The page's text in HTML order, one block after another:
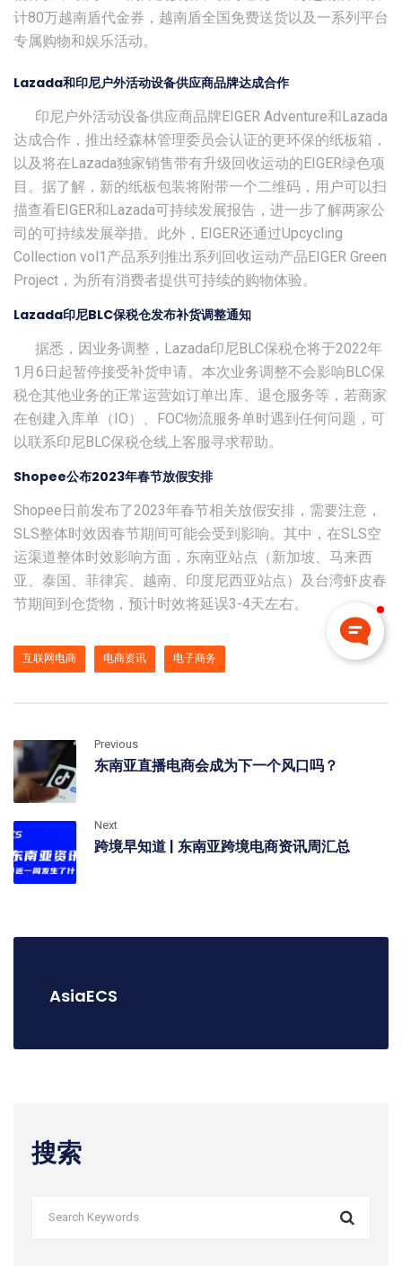
计80万越南盾代金券，越南盾全国免费送货以及一系列平台
专属购物和娱乐活动。
Lazada和印尼户外活动设备供应商品牌达成合作
印尼户外活动设备供应商品牌EIGER Adventure和Lazada
达成合作，推出经森林管理委员会认证的更环保的纸板箱，
以及将在Lazada独家销售带有升级回收运动的EIGER绿色项
目。据了解，新的纸板包装将附带一个二维码，用户可以扫
描查看EIGER和Lazada可持续发展报告，进一步了解两家公
司的可持续发展举措。此外，EIGER还通过Upcycling
Collection vol1产品系列推出系列回收运动产品EIGER Green
Project，为所有消费者提供可持续的购物体验。
Lazada印尼BLC保税仓发布补货调整通知
据悉，因业务调整，Lazada印尼BLC保税仓将于2022年
1月6日起暂停接受补货申请。本次业务调整不会影响BLC保
税仓其他业务的正常运营如订单出库、退仓服务等，若商家
在创建入库单（IO）、FOC物流服务单时遇到任何问题，可
以联系印尼BLC保税仓线上客服寻求帮助。
Shopee公布2023年春节放假安排
Shopee日前发布了2023年春节相关放假安排，需要注意，
SLS整体时效因春节期间可能会受到影响。其中，在SLS空
运渠道整体时效影响方面，东南亚站点（新加坡、马来西
亚、泰国、菲律宾、越南、印度尼西亚站点）及台湾虾皮春
节期间到仓货物，预计时效将延误3-4天左右。
互联网电商 电商资讯 电子商务
Previous
东南亚直播电商会成为下一个风口吗？
Next
跨境早知道 | 东南亚跨境电商资讯周汇总
AsiaECS
搜索